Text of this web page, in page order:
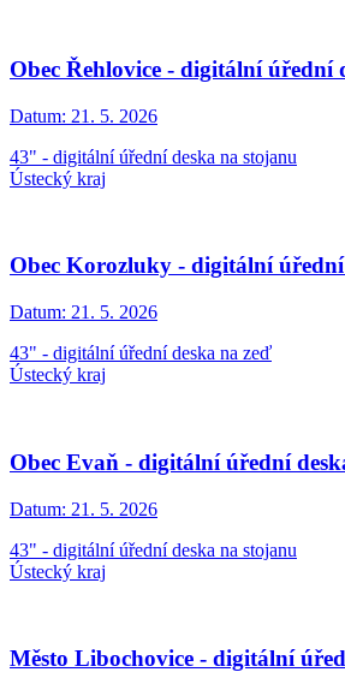
Obec Řehlovice - digitální úřední
Datum: 21. 5. 2026
43" - digitální úřední deska na stojanu
Ústecký kraj
Obec Korozluky - digitální úřední
Datum: 21. 5. 2026
43" - digitální úřední deska na zeď
Ústecký kraj
Obec Evaň - digitální úřední
Datum: 21. 5. 2026
43" - digitální úřední deska na stojanu
Ústecký kraj
Město Libochovice - digitální